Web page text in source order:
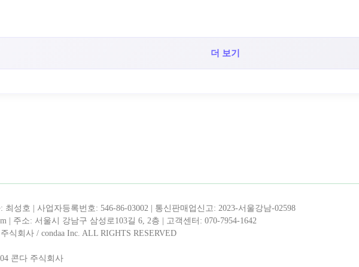
더 보기